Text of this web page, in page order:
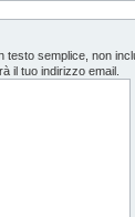
testo semplice, non
il tuo indirizzo email.